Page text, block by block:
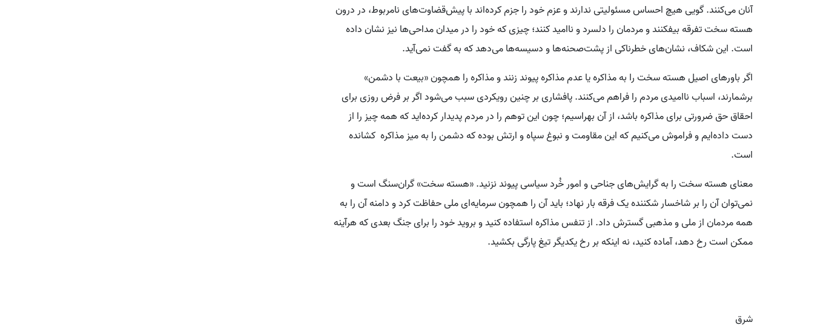
آنان می‌کنند. گویی هیچ احساس مسئولیتی ندارند و عزم خود را جزم کرده‌اند‌ با پیش‌قضاوت‌های نامربوط، در درون
هسته سخت تفرقه بیفکنند و مردمان را دلسرد و ناامید کنند؛ چیزی که خود را در میدان مداحی‌ها نیز نشان داده
است. این شکاف، نشان‌های خطرناکی از پشت‌صحنه‌ها و دسیسه‌ها می‌دهد که به گفت نمی‌آید.
اگر باورهای اصیل هسته سخت را به مذاکره یا عدم مذاکره پیوند زنند و مذاکره را همچون «بیعت با دشمن»
برشمارند، اسباب ناامیدی مردم را فراهم می‌کنند. پافشاری بر چنین رویکردی سبب می‌شود ‌اگر بر فرض روزی برای
احقاق حق ضرورتی برای مذاکره باشد، از آن بهراسیم؛ چون این توهم را در مردم پدیدار کرده‌اید که همه چیز را از
دست داده‌ایم و فراموش می‌کنیم که این مقاومت و نبوغ سپاه و ارتش بوده که دشمن را به میز مذاکره کشانده
است.
معنای هسته سخت را به گرایش‌های جناحی و امور خُرد سیاسی پیوند نزنید. «هسته سخت» گران‌سنگ است و
نمی‌توان آن را بر شاخسار شکننده یک فرقه بار نهاد؛ باید آن را همچون سرمایه‌ای ملی حفاظت کرد و دامنه آن را به
همه مردمان از ملی و مذهبی گسترش داد. از تنفس مذاکره استفاده کنید و بروید خود را برای جنگ بعدی که هرآینه
ممکن است رخ دهد، آماده کنید، نه اینکه بر رخ یکدیگر تیغ پارگی بکشید.
شرق